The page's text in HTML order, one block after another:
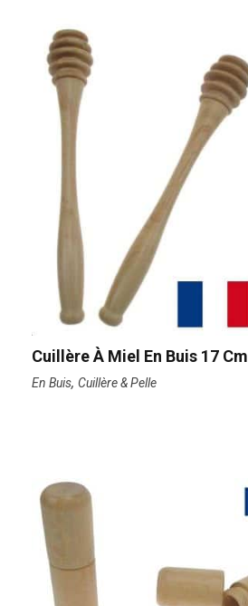
Cuillère À Miel En Buis 17 Cm
En Buis, Cuillère & Pelle